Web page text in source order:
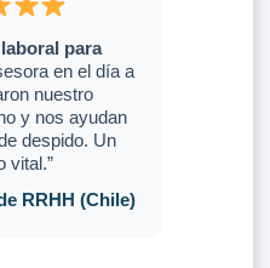
para
en el día a
nuestro
y nos ayudan
despido. Un
vital.”
RRHH (Chile)